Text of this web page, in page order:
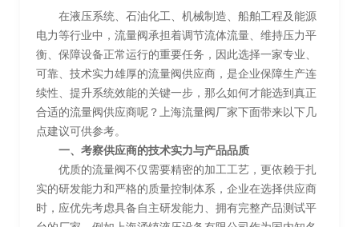
在液压系统、石油化工、机械制造、船舶工程及能源
电力等行业中，流量阀承担着调节流体流量、维持压力平
衡、保障设备正常运行的重要任务，因此选择一家专业、
可靠、技术实力雄厚的流量阀供应商，是企业保障生产连
续性、提升系统效能的关键一步，那么如何才能选到真正
合适的流量阀供应商呢？上海流量阀厂家下面带来以下几
点建议可供参考。
一、考察供应商的技术实力与产品品质
优质的流量阀不仅需要精密的加工工艺，更依赖于扎
实的研发能力和严格的质量控制体系，企业在选择供应商
时，应优先考虑具备自主研发能力、拥有完整产品测试平